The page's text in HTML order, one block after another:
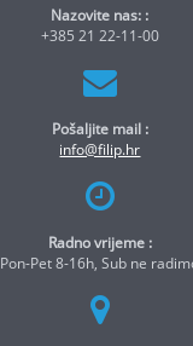
Nazovite nas: :
+385 21 22-11-00
Pošaljite mail :
info@filip.hr
Radno vrijeme :
Pon-Pet 8-16h, Sub ne